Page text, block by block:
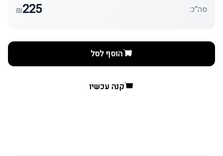
סה"כ: 225
₪
הוסף לסל
קנה עכשיו